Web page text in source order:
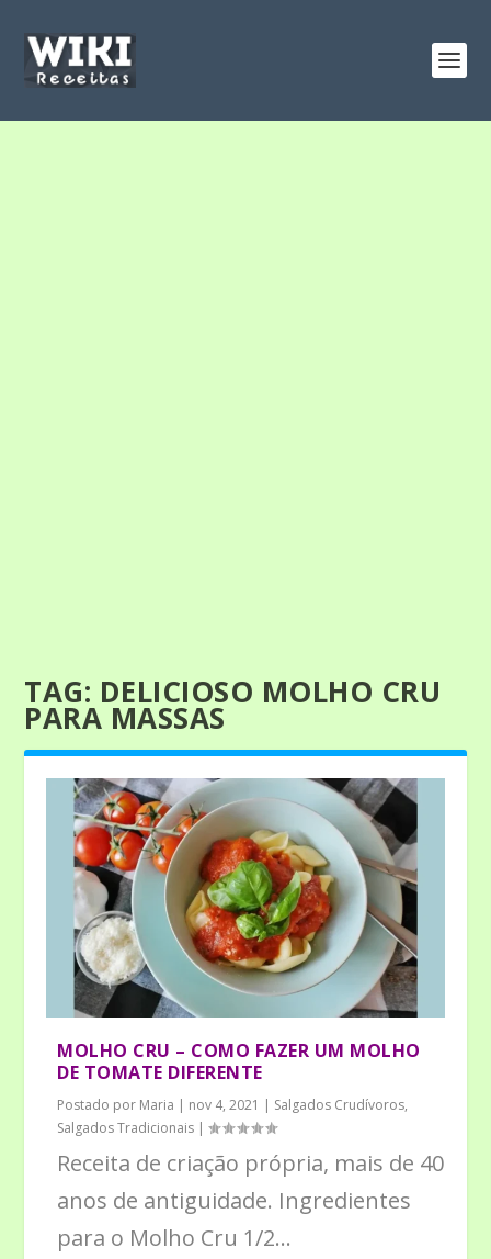
TAG: DELICIOSO MOLHO CRU
PARA MASSAS
MOLHO CRU – COMO FAZER UM MOLHO
DE TOMATE DIFERENTE
Postado por Maria | nov 4, 2021 | Salgados Crudívoros,
Salgados Tradicionais |
Receita de criação própria, mais de 40
anos de antiguidade. Ingredientes
para o Molho Cru 1/2...